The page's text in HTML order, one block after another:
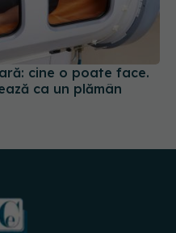
ca un plămân
NE PE: